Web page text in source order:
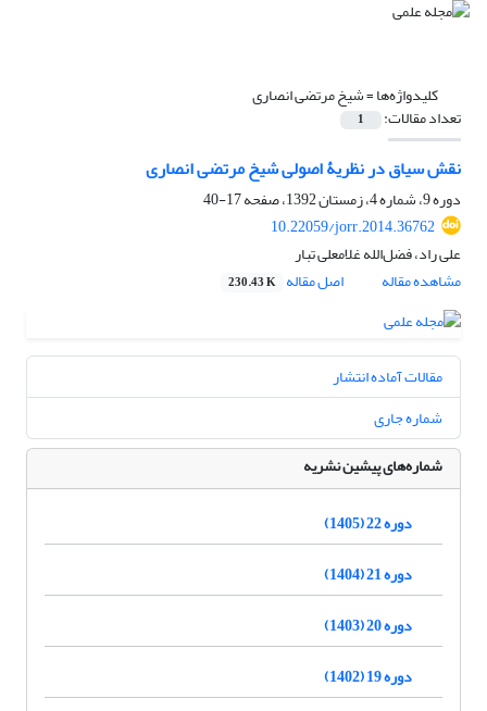
کلیدواژه‌ها =شیخ مرتضی انصاری
تعداد مقالات: 1
نقش سیاق در نظریۀ اصولی شیخ مرتضی انصاری
دوره 9، شماره 4، زمستان 1392، صفحه
17-40
10.22059/jorr.2014.36762
علی راد، فضل‌الله غلامعلی تبار
مشاهده مقاله
اصل مقاله 230.43 K
مقالات آماده انتشار
شماره جاری
شماره‌های پیشین نشریه
دوره 22 (1405)
دوره 21 (1404)
دوره 20 (1403)
دوره 19 (1402)